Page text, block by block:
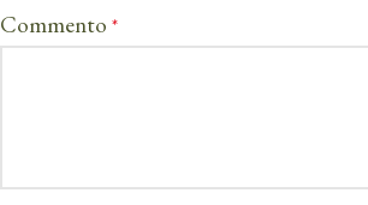
Commento *